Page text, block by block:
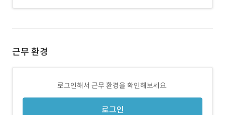
근무 환경
로그인해서 근무 환경을 확인해보세요.
로그인